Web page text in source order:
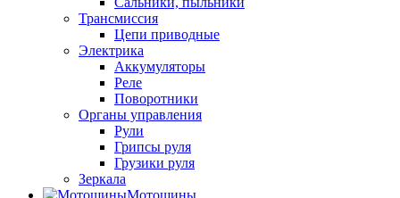
Трансмиссия
Цепи приводные
Электрика
Аккумуляторы
Реле
Поворотники
Органы управления
Рули
Грипсы руля
Грузики руля
Зеркала
Мотошины